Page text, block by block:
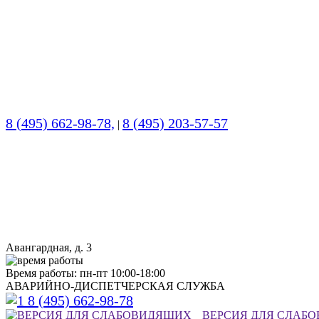
8 (495) 662-98-78, | 8 (495) 203-57-57
Авангардная, д. 3
Время работы: пн-пт 10:00-18:00
АВАРИЙНО-ДИСПЕТЧЕРСКАЯ СЛУЖБА
8 (495) 662-98-78
ВЕРСИЯ ДЛЯ